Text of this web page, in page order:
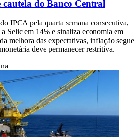
cautela do Banco Central
IPCA pela quarta semana consecutiva,
Selic em 14% e sinaliza economia em
melhora das expectativas, inflação segue
deve permanecer restritiva.